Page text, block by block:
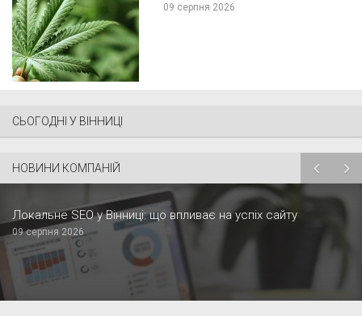
09 серпня 2026
СЬОГОДНІ У ВІННИЦІ
НОВИНИ КОМПАНІЙ
Локальне SEO у Вінниці: що впливає на успіх сайту
09 серпня 2026